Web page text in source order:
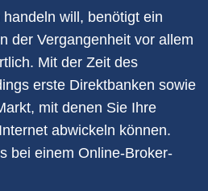
will, benötigt ein
der Vergangenheit vor allem
Mit der Zeit des
erste Direktbanken sowie
mit denen Sie Ihre
abwickeln können.
bei einem Online-Broker-